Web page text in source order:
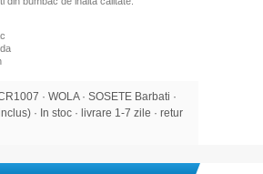
· WOLA · SOSETE Barbati ·
· In stoc · livrare 1-7 zile · retur